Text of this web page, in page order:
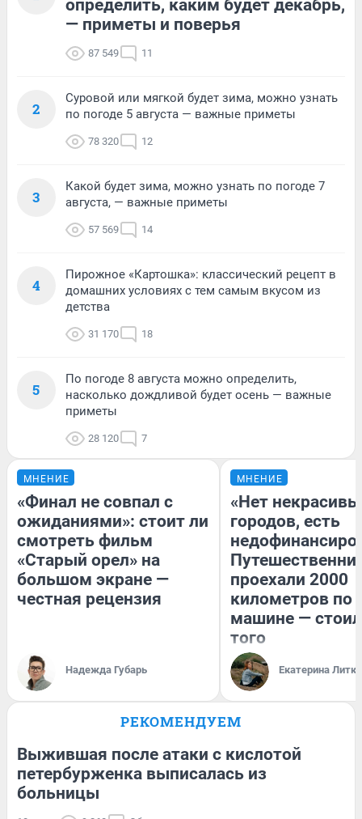
определить, каким будет декабрь,
— приметы и поверья
87 549 11
2
Суровой или мягкой будет зима, можно узнать
по погоде 5 августа — важные приметы
78 320 12
3
Какой будет зима, можно узнать по погоде 7
августа, — важные приметы
57 569 14
4
Пирожное «Картошка»: классический рецепт в
домашних условиях с тем самым вкусом из
детства
31 170 18
5
По погоде 8 августа можно определить,
насколько дождливой будет осень — важные
приметы
28 120 7
МНЕНИЕ
«Финал не совпал с
ожиданиями»: стоит ли
смотреть фильм
«Старый орел» на
большом экране —
честная рецензия
Надежда Губарь
МНЕНИЕ
«Нет
городов, есть
проехали 2000
километров по
машине —
того
Екатерина
РЕКОМЕНДУЕМ
Выжившая после атаки с кислотой
петербурженка выписалась из
больницы